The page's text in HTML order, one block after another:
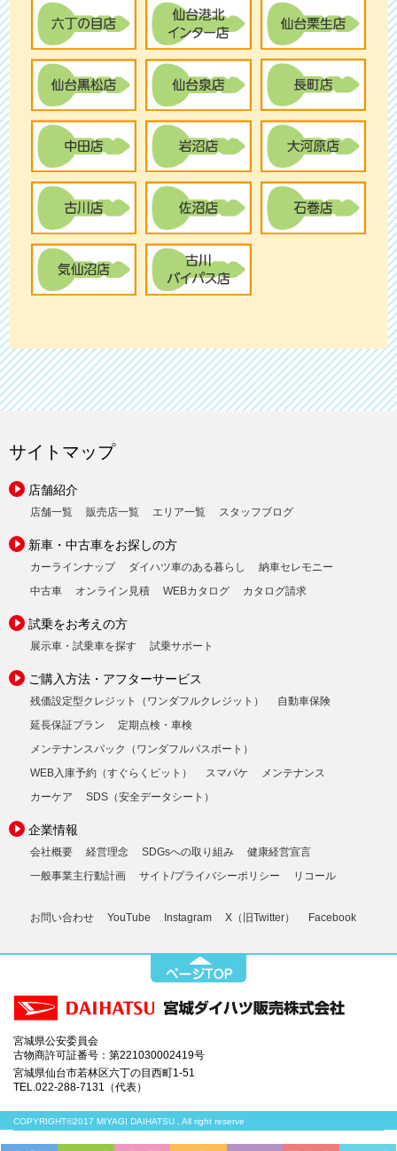
サイトマップ
店舗紹介
店舗一覧 販売店一覧 エリア一覧 スタッフブログ
新車・中古車をお探しの方
カーラインナップ ダイハツ車のある暮らし
納車セレモニー
中古車
オンライン見積 WEBカタログ カタログ請求
試乗をお考えの方
展示車・試乗車を探す 試乗サポート
ご購入方法・アフターサービス
残価設定型クレジット（ワンダフルクレジット）
自動車保険
延長保証プラン
定期点検・車検
メンテナンスパック（ワンダフルパスポート）
WEB入庫予約（すぐらくピット）
スマパケ
メンテナンス
カーケア
SDS（安全データシート）
企業情報
会社概要 経営理念 SDGsへの取り組み
健康経営宣言
一般事業主行動計画
サイト/プライバシーポリシー リコール
お問い合わせ YouTube Instagram X（旧Twitter） Facebook
宮城県公安委員会
古物商許可証番号：第221030002419号
宮城県仙台市若林区六丁の目西町1-51
TEL.022-288-7131（代表）
COPYRIGHT©2017 MIYAGI DAIHATSU , All right reserve